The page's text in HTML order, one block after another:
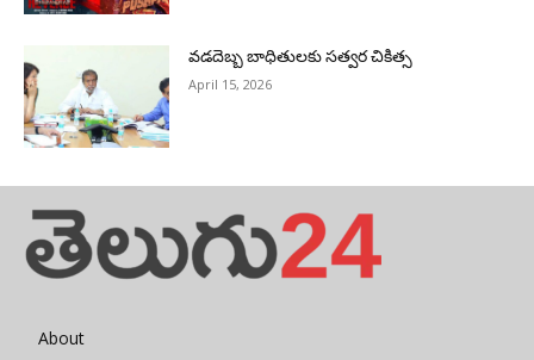
వడదెబ్బ బాధితులకు సత్వర చికిత్స
April 15, 2026
About